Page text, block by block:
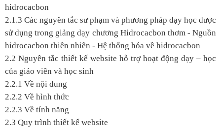
hidrocacbon
2.1.3 Các nguyên tắc sư phạm và phương pháp dạy học được
sử dụng trong giảng dạy chương Hidrocacbon thơm - Nguồn
hidrocacbon thiên nhiên - Hệ thống hóa về hidrocacbon
2.2 Nguyên tắc thiết kế website hỗ trợ hoạt động dạy – học
của giáo viên và học sinh
2.2.1 Về nội dung
2.2.2 Về hình thức
2.2.3 Về tính năng
2.3 Quy trình thiết kế website